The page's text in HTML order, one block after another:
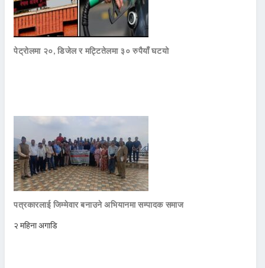
पेट्रोलमा २०, डिजेल र मट्टितेलमा ३० रुपैयाँ घटयो
पत्रकारलाई जिम्मेवार बनाउने अभियानमा सम्पादक समाज
२ महिना अगाडि